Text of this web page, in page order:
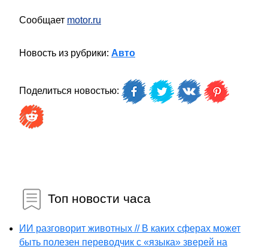
Сообщает motor.ru
Новость из рубрики: Авто
Поделиться новостью:
Топ новости часа
ИИ разговорит животных // В каких сферах может
быть полезен переводчик с «языка» зверей на